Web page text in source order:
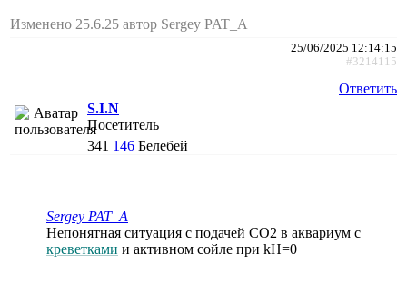
Изменено 25.6.25 автор Sergey PAT_A
25/06/2025 12:14:15
#3214115
Ответить
S.I.N
Посетитель
341 146 Белебей
Sergey PAT_A
Непонятная ситуация с подачей CO2 в аквариум с
креветками и активном сойле при kH=0